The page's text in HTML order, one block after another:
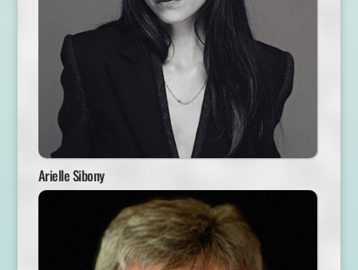
Arielle Sibony